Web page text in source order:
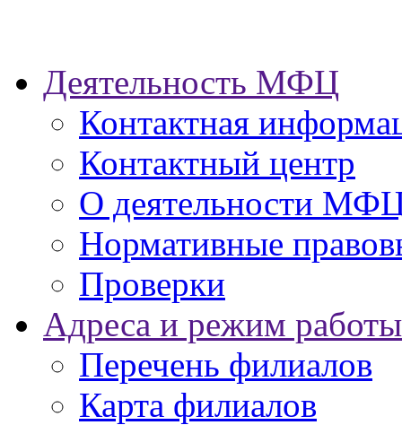
Деятельность МФЦ
Контактная
Контактный центр
О деятельности
Нормативные
Проверки
Адреса и режим работы
Перечень филиалов
Карта филиалов